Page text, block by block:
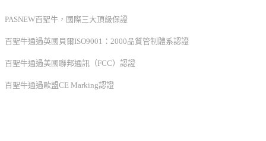
PASNEW百聖牛，國際三大頂級保證
百聖牛通過英國貝爾ISO9001：2000品質管制體系認證
百聖牛通過美國聯邦通訊（FCC）認證
百聖牛通過歐盟CE Marking認證